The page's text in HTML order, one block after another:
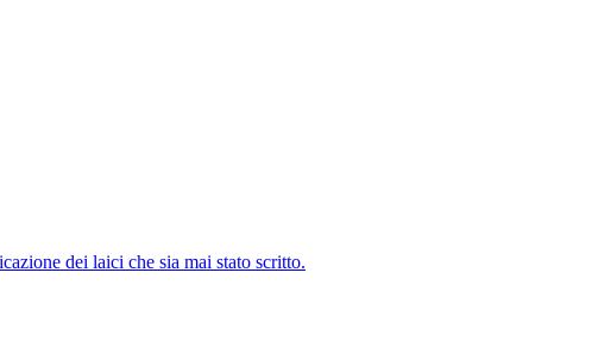
dei laici che sia mai stato scritto.